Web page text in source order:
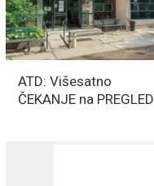
ATD: Višesatno
ČEKANJE na PREGLED